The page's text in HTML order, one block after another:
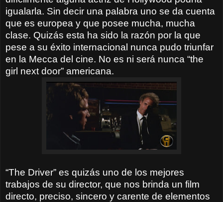
igualarla. Sin decir una palabra uno se da cuenta
que es europea y que posee mucha, mucha
clase. Quizás esta ha sido la razón por la que
pese a su éxito internacional nunca pudo triunfar
en la Mecca del cine. No es ni será nunca “the
girl next door” americana.
“The Driver” es quizás uno de los mejores
trabajos de su director, que nos brinda un film
directo, preciso, sincero y carente de elementos